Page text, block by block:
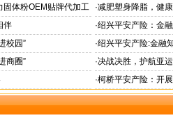
人才专项培训
固体粉OEM贴牌代加工
·减肥塑身降脂，健
服务商
伴 ·绍兴平安产险：金
校园” ·绍兴平安产险:金融
商圈” ·决战决胜，护航亚
·柯桥平安产险：开